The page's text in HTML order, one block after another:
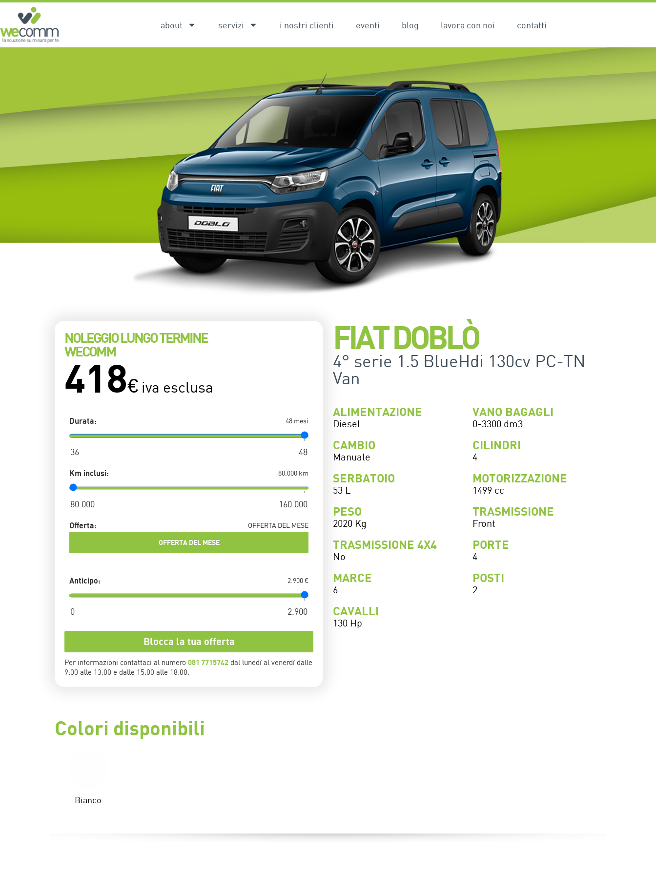
about servizi i nostri clienti eventi blog lavora con noi contatti
NOLEGGIO LUNGO TERMINE
WECOMM
418€ iva esclusa
Durata: 48 mesi
Km inclusi: 80.000 km
Offerta: OFFERTA DEL MESE
OFFERTA DEL MESE
Anticipo: 2.900 €
Blocca la tua offerta
Per informazioni contattaci al numero 081 7715742 dal lunedì al venerdì dalle
9:00 alle 13:00 e dalle 15:00 alle 18:00.
Colori disponibili
Bianco
FIAT DOBLÒ
4° serie 1.5 BlueHdi 130cv PC-TN
Van
ALIMENTAZIONE
Diesel
VANO BAGAGLI
0-3300 dm3
CAMBIO
Manuale
CILINDRI
4
SERBATOIO
53 L
MOTORIZZAZIONE
1499 cc
PESO
2020 Kg
TRASMISSIONE
Front
TRASMISSIONE 4X4
No
PORTE
4
MARCE
6
POSTI
2
CAVALLI
130 Hp